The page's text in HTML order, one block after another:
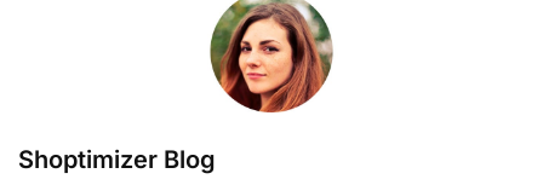
Shoptimizer Blog